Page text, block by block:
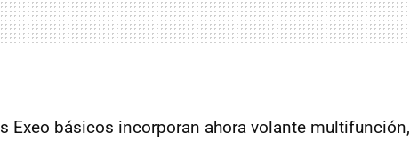
Exeo básicos incorporan ahora volante multifunción,